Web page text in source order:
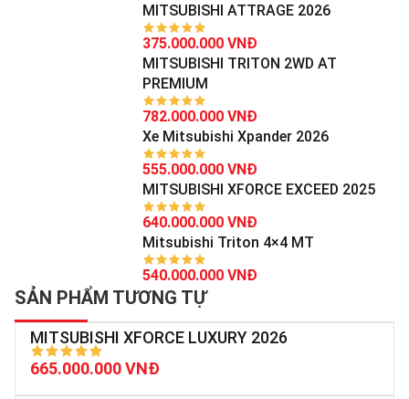
MITSUBISHI ATTRAGE 2026
375.000.000 VNĐ
MITSUBISHI TRITON 2WD AT
PREMIUM
782.000.000 VNĐ
Xe Mitsubishi Xpander 2026
555.000.000 VNĐ
MITSUBISHI XFORCE EXCEED 2025
640.000.000 VNĐ
Mitsubishi Triton 4×4 MT
540.000.000 VNĐ
SẢN PHẨM TƯƠNG TỰ
MITSUBISHI XFORCE LUXURY 2026
665.000.000 VNĐ